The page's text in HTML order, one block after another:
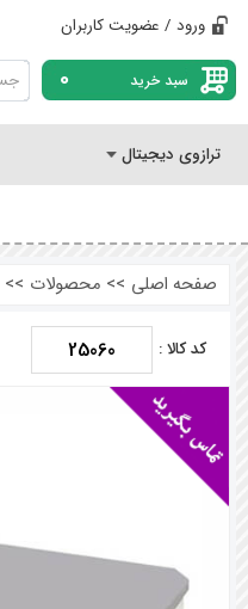
ورود / عضویت کاربران
سبد خرید 0
ترازوی دیجیتال
صفحه اصلی >> محصولات >>
کد کالا : 25060